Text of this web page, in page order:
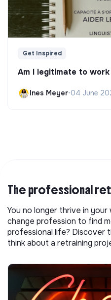
Get Inspired
Am I legitimate to
Ines Meyer•04 June
The professional
You no longer thrive in your
change profession to find
professional life? Discover
think about a retraining